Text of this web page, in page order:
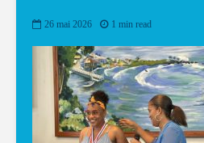
26 mai 2026 1 min read